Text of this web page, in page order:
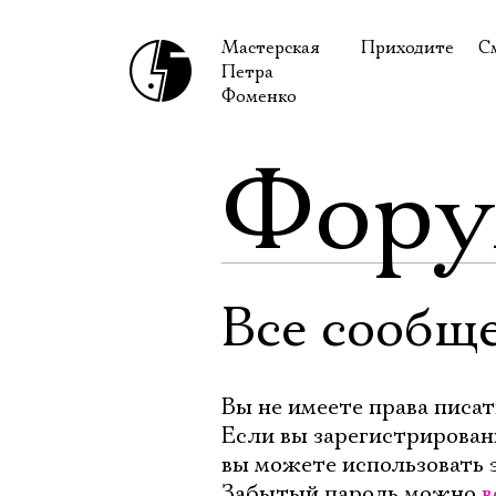
Мастерская
Петра
Фоменко
Приходите
Доступ для
Правила
Все
Вы не имеете права
Если вы
вы можете